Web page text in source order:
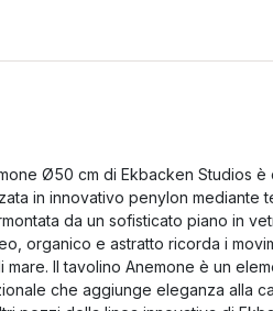
Ø50 cm di Ekbacken Studios è
in innovativo penylon mediante
da un sofisticato piano in
organico e astratto ricorda i
mare. Il tavolino Anemone è un
che aggiunge eleganza alla